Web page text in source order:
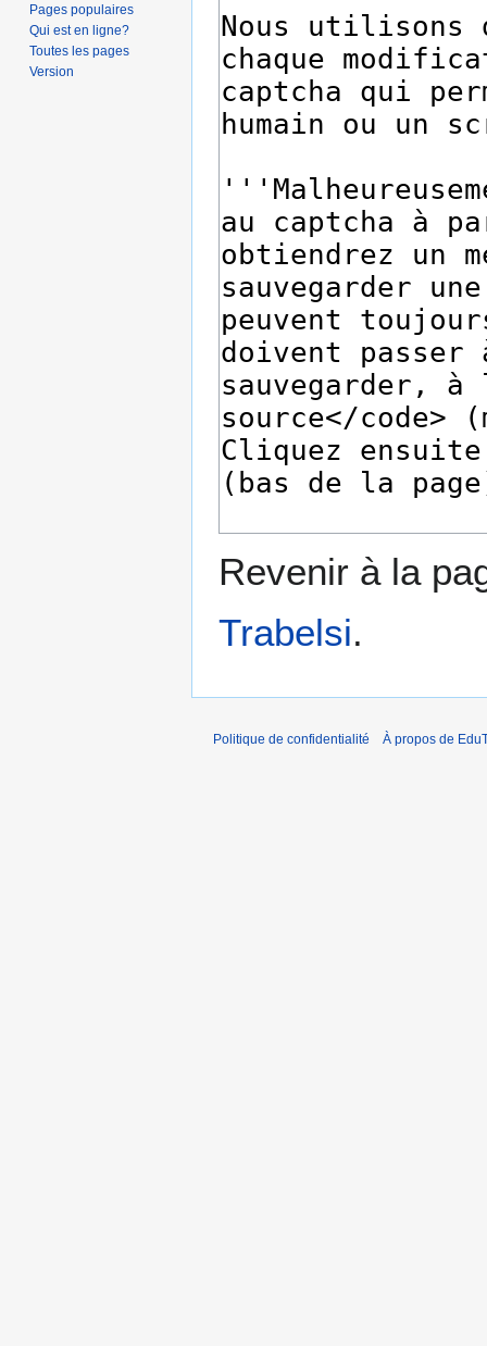
Revenir à la
Trabelsi.
Pages populaires
Qui est en ligne?
Toutes les pages
Version
Politique de confidentialité À propos de